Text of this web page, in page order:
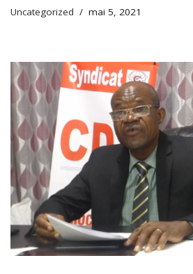
Uncategorized mai 5, 2021